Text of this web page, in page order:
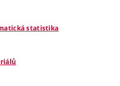
statistika